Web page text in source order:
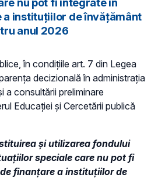
instituțiilor de învățământ
anul 2026
în condiţiile art. 7 din Legea
decizională în administraţia
a consultării preliminare
Educaţiei și Cercetării publică
și utilizarea fondului
speciale care nu pot fi
finanțare a instituțiilor de